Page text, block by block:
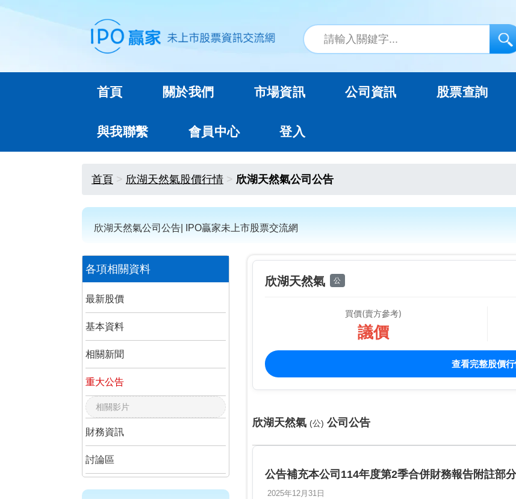
首頁 關於我們 市場資訊 公司資訊 股票查詢
與我聯繫 會員中心 登入
首頁 欣湖天然氣股價行情 欣湖天然氣公司公告
欣湖天然氣公司公告| IPO贏家未上市股票交流網
各項相關資料
最新股價
基本資料
相關新聞
重大公告
相關影片
財務資訊
討論區
欣湖天然氣 公
買價(賣方參考)
議價
查看完整股價
欣湖天然氣 (公) 公司公告
公告補充本公司114年度第2季合併財務報告附註部分
2025年12月31日